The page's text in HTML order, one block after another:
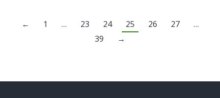
← 1 … 23 24 25 26 27
…
39
→